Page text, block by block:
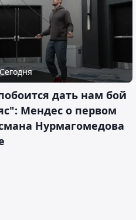
дать нам бой
Мендес о первом
Нурмагомедова